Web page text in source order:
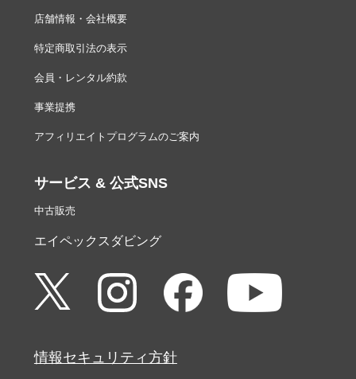
店舗情報・会社概要
特定商取引法の表示
会員・レンタル約款
事業提携
アフィリエイトプログラムのご案内
サービス & 公式SNS
中古販売
エイペックスダビング
情報セキュリティ方針